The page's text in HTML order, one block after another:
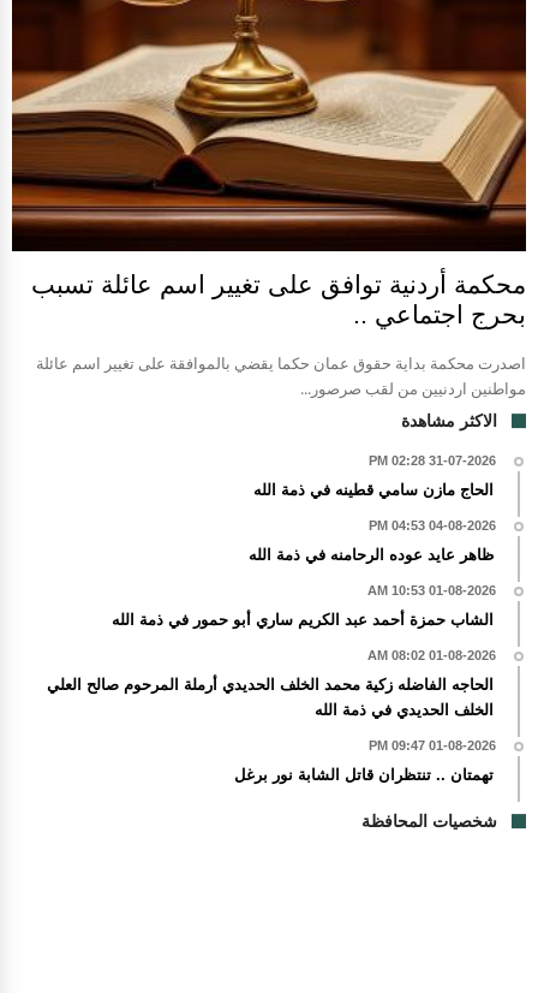
محكمة أردنية توافق على تغيير اسم عائلة تسبب
بحرج اجتماعي ..
اصدرت محكمة بداية حقوق عمان حكما يقضي بالموافقة على تغيير اسم عائلة
مواطنين اردنيين من لقب صرصور...
الاكثر مشاهدة
31-07-2026 02:28 PM
الحاج مازن سامي قطينه في ذمة الله
04-08-2026 04:53 PM
ظاهر عايد عوده الرحامنه في ذمة الله
01-08-2026 10:53 AM
الشاب حمزة أحمد عبد الكريم ساري أبو حمور في ذمة الله
01-08-2026 08:02 AM
الحاجه الفاضله زكية محمد الخلف الحديدي أرملة المرحوم صالح العلي
الخلف الحديدي في ذمة الله
01-08-2026 09:47 PM
تهمتان .. تنتظران قاتل الشابة نور برغل
شخصيات المحافظة